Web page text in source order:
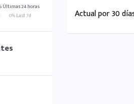
Últimas 24 horas
0% Last 7d
Actual por 30